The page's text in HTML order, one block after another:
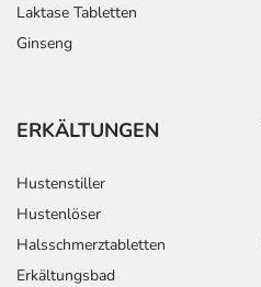
Laktase Tabletten
Ginseng
ERKÄLTUNGEN
Hustenstiller
Hustenlöser
Halsschmerztabletten
Erkältungsbad